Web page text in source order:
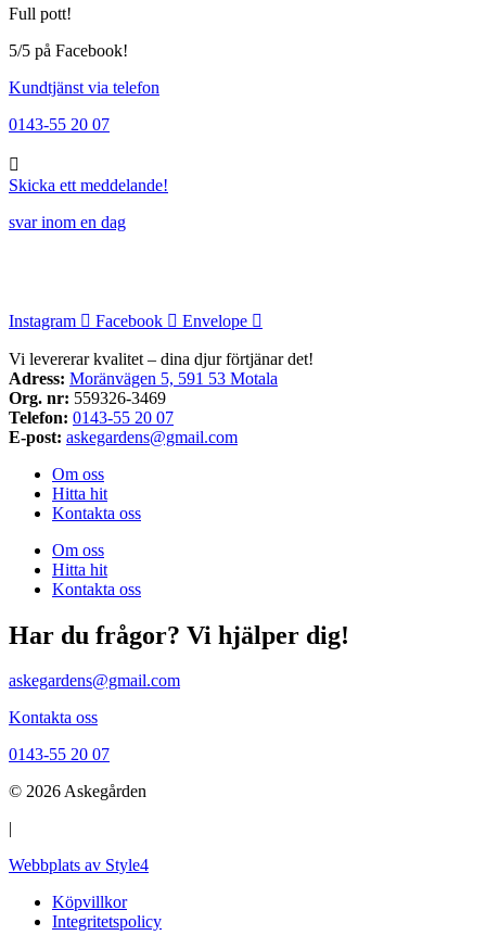
Full pott!
5/5 på Facebook!
Kundtjänst via telefon
0143-55 20 07
Skicka ett meddelande!
svar inom en dag
Instagram Facebook Envelope
Vi levererar kvalitet – dina djur förtjänar det!
Adress: Moränvägen 5, 591 53 Motala
Org. nr: 559326-3469
Telefon: 0143-55 20 07
E-post: askegardens@gmail.com
Om oss
Hitta hit
Kontakta oss
Om oss
Hitta hit
Kontakta oss
Har du frågor? Vi hjälper dig!
askegardens@gmail.com
Kontakta oss
0143-55 20 07
© 2026 Askegården
|
Webbplats av Style4
Köpvillkor
Integritetspolicy